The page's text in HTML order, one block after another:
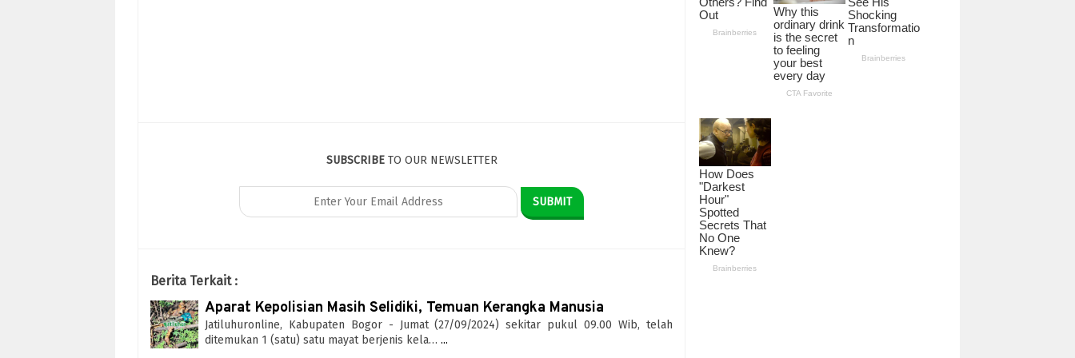
SUBSCRIBETO OUR NEWSLETTER
Berita Terkait :
Aparat Kepolisian Masih Selidiki, Temuan Kerangka Manusia
Jatiluhuronline, Kabupaten Bogor - Jumat (27/09/2024) sekitar pukul 09.00 Wib, telah
ditemukan 1 (satu) satu mayat berjenis kela… ...